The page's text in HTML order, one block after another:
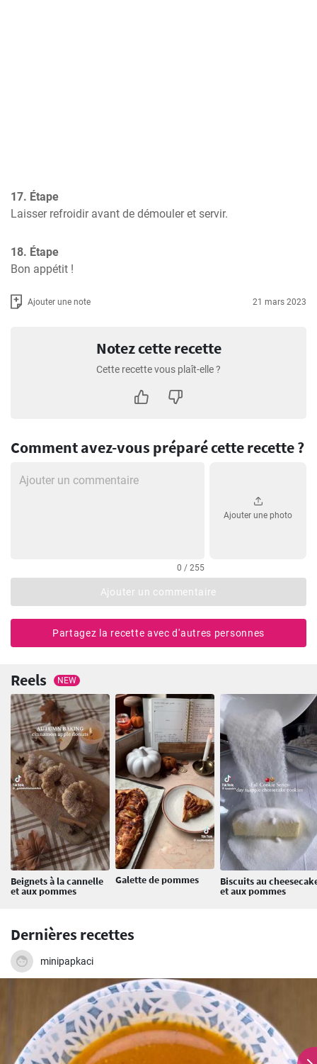
17. Étape
Laisser refroidir avant de démouler et servir.
18. Étape
Bon appétit !
Ajouter une note 21 mars 2023
Notez cette recette
Cette recette vous plaît-elle ?
Comment avez-vous préparé cette recette ?
0 / 255
Ajouter une photo
Ajouter un commentaire
Partagez la recette avec d'autres personnes
Reels NEW
Beignets à la cannelle
et aux pommes
Galette de pommes Biscuits au
et aux pommes
Dernières recettes
minipapkaci